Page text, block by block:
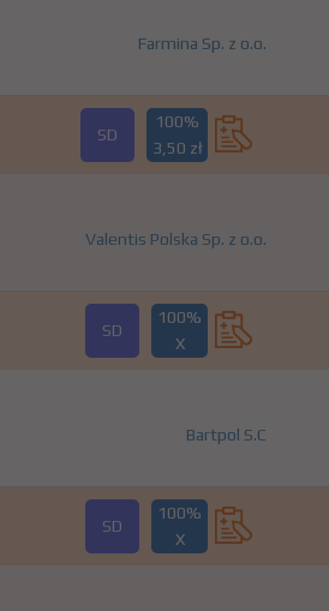
Farmina Sp. z o.o.
SD
100%
3,50 zł
Valentis Polska Sp. z o.o.
SD
100%
X
Bartpol S.C
SD
100%
X